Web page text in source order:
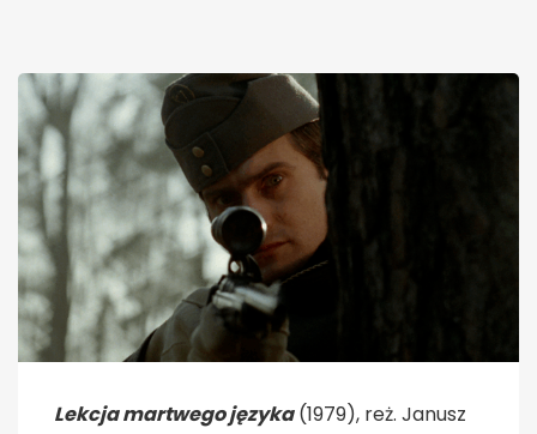
Lekcja martwego języka(1979), reż. Janusz